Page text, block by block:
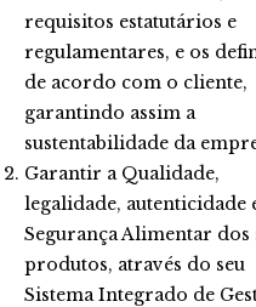
requisitos estatutários e
regulamentares, e os
de acordo com o cliente,
garantindo assim a
sustentabilidade da
Garantir a Qualidade,
legalidade, autenticidade
Segurança Alimentar dos
produtos, através do seu
Sistema Integrado de